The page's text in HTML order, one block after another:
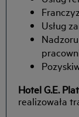
Usług
Hotel G.E.
realizowała